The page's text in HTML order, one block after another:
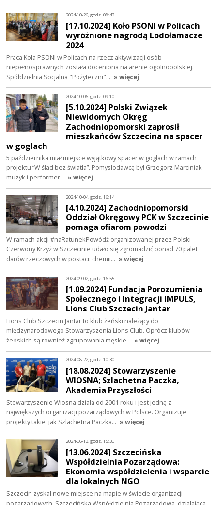
2024-10-26, godz. 08:43
[17.10.2024] Koło PSONI w Policach
wyróżnione nagrodą Lodołamacze
2024
Praca Koła PSONI w Policach na rzecz aktywizacji osób
niepełnosprawnych została doceniona na arenie ogólnopolskiej.
Spółdzielnia Socjalna "Pożyteczni"… » więcej
2024-10-06, godz. 09:10
[5.10.2024] Polski Związek
Niewidomych Okręg
Zachodniopomorski zaprosił
mieszkańców Szczecina na spacer
w goglach
5 października miał miejsce wyjątkowy spacer w goglach w ramach
projektu “W ślad bez światła”. Pomysłodawcą był Grzegorz Marciniak
muzyk i performer… » więcej
2024-10-04, godz. 16:14
[4.10.2024] Zachodniopomorski
Oddział Okręgowy PCK w Szczecinie
pomaga ofiarom powodzi
W ramach akcji #naRatunekPowódź organizowanej przez Polski
Czerwony Krzyż w Szczecinie udało się zgromadzić ponad 70 palet
darów rzeczowych w postaci: chemii… » więcej
2024-09-02, godz. 16:55
[1.09.2024] Fundacja Porozumienia
Społecznego i Integracji IMPULS,
Lions Club Szczecin Jantar
Lions Club Szczecin Jantar to klub żeński należący do
międzynarodowego Stowarzyszenia Lions Club. Oprócz klubów
żeńskich są również zgrupowania męskie… » więcej
2024-08-22, godz. 10:30
[18.08.2024] Stowarzyszenie
WIOSNA; Szlachetna Paczka,
Akademia Przyszłości
Stowarzyszenie Wiosna działa od 2001 roku i jest jedną z
największych organizacji pozarządowych w Polsce. Organizuje
projekty takie, jak Szlachetna Paczka… » więcej
2024-06-13, godz. 15:30
[13.06.2024] Szczecińska
Współdzielnia Pozarządowa:
Ekonomia współdzielenia i wsparcie
dla lokalnych NGO
Szczecin zyskał nowe miejsce na mapie w świecie organizacji
pozarządowych. Szczecińska Współdzielnia Pozarządowa, działająca